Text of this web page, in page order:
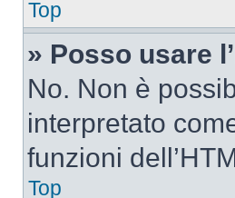
Top
» Posso usare
No. Non è
interpretato
funzioni
Top